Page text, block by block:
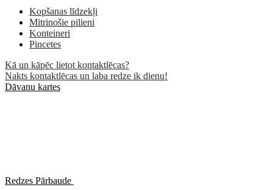
Kopšanas līdzekļi
Mitrinošie pilieni
Konteineri
Pincetes
Kā un kāpēc lietot kontaktlēcas?
Nakts kontaktlēcas un laba redze ik dienu!
Dāvanu kartes
Redzes Pārbaude